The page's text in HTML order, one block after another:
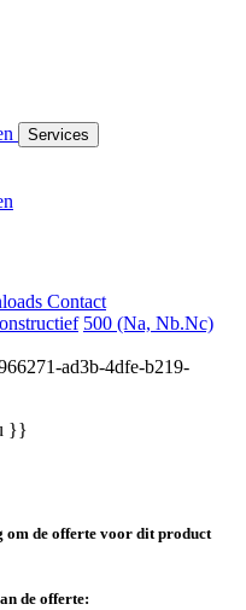
Services
Contact
500 (Na, Nb.Nc)
}}
om de offerte voor dit product
de offerte: